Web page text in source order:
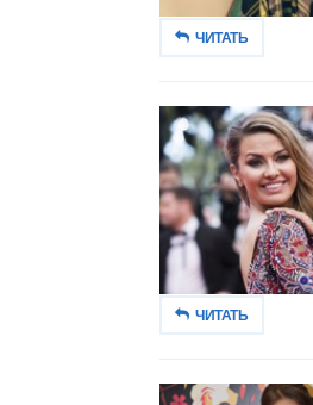
ЧИТАТЬ
ЧИТАТЬ